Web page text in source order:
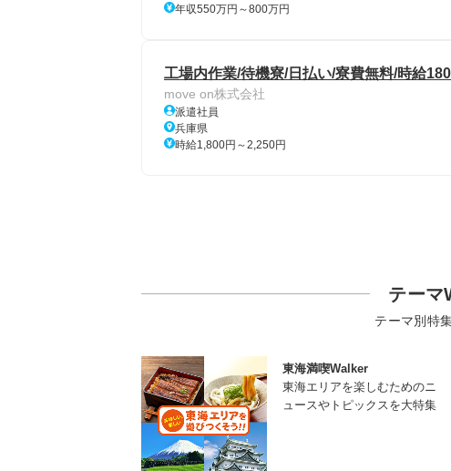
年収550万円～800万円
工場内作業/待機寮/日払い/寮費無料/時給
move on株式会社
派遣社員
兵庫県
時給1,800円～2,250円
テーマ
テーマ別特
東海満喫Walker
東海エリアを楽しむためのニ
ュースやトピックスを大特集